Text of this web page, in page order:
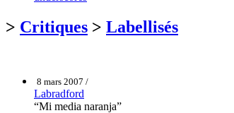
> Critiques > Labellisés
8 mars 2007 /
Labradford
“Mi media naranja”